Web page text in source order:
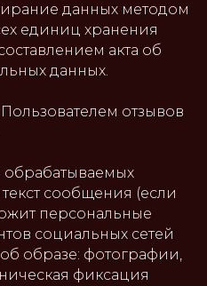
данных методом
единиц хранения
акта об
данных.
отзывов
обрабатываемых
сообщения (если
персональные
социальных сетей
образе: фотографии,
фиксация